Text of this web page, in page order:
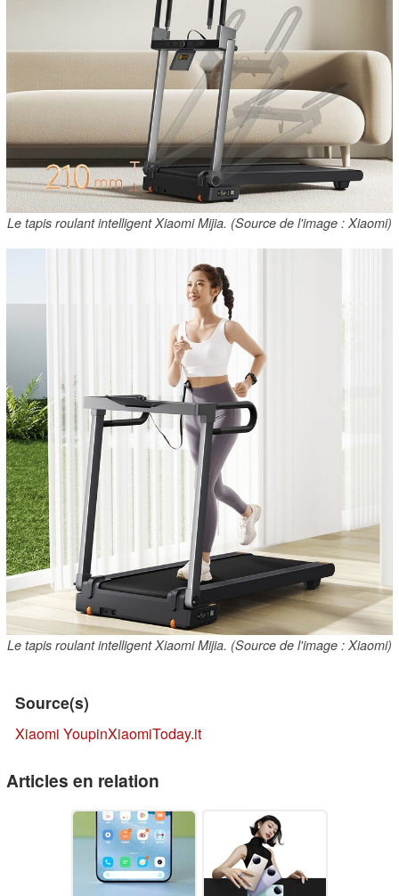
Le tapis roulant intelligent Xiaomi Mijia. (Source de l'image : Xiaomi)
Le tapis roulant intelligent Xiaomi Mijia. (Source de l'image : Xiaomi)
Source(s)
Xiaomi YoupinXiaomiToday.it
Articles en relation